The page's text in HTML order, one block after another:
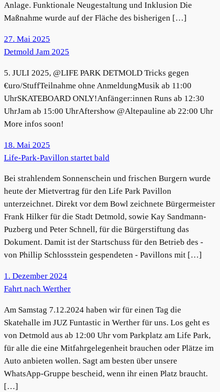
Anlage. Funktionale Neugestaltung und Inklusion Die
Maßnahme wurde auf der Fläche des bisherigen […]
27. Mai 2025
Detmold Jam 2025
5. JULI 2025, @LIFE PARK DETMOLD Tricks gegen
€uro/StuffTeilnahme ohne AnmeldungMusik ab 11:00
UhrSKATEBOARD ONLY!Anfänger:innen Runs ab 12:30
UhrJam ab 15:00 UhrAftershow @Altepauline ab 22:00 Uhr
More infos soon!
18. Mai 2025
Life-Park-Pavillon startet bald
Bei strahlendem Sonnenschein und frischen Burgern wurde
heute der Mietvertrag für den Life Park Pavillon
unterzeichnet. Direkt vor dem Bowl zeichnete Bürgermeister
Frank Hilker für die Stadt Detmold, sowie Kay Sandmann-
Puzberg und Peter Schnell, für die Bürgerstiftung das
Dokument. Damit ist der Startschuss für den Betrieb des -
von Phillip Schlossstein gespendeten - Pavillons mit […]
1. Dezember 2024
Fahrt nach Werther
Am Samstag 7.12.2024 haben wir für einen Tag die
Skatehalle im JUZ Funtastic in Werther für uns. Los geht es
von Detmold aus ab 12:00 Uhr vom Parkplatz am Life Park,
für alle die eine Mitfahrgelegenheit brauchen oder Plätze im
Auto anbieten wollen. Sagt am besten über unsere
WhatsApp-Gruppe bescheid, wenn ihr einen Platz braucht.
[…]